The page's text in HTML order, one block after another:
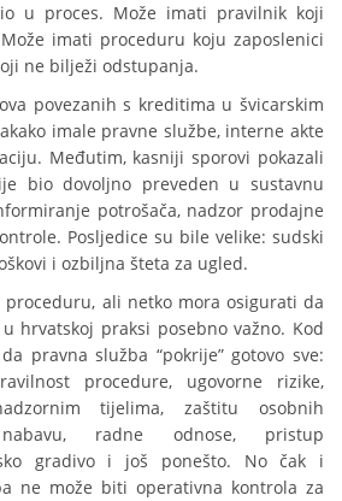
u proces. Može imati pravilnik koji
imati proceduru koju zaposlenici
ne bilježi odstupanja.
povezanih s kreditima u švicarskim
imale pravne službe, interne akte
Međutim, kasniji sporovi pokazali
bio dovoljno preveden u sustavnu
potrošača, nadzor prodajne
Posljedice su bile velike: sudski
i ozbiljna šteta za ugled.
proceduru, ali netko mora osigurati da
hrvatskoj praksi posebno važno. Kod
pravna služba “pokrije” gotovo sve:
procedure, ugovorne rizike,
tijelima, zaštitu osobnih
radne odnose, pristup
gradivo i još ponešto. No čak i
ne može biti operativna kontrola za